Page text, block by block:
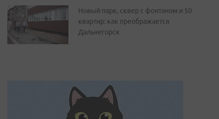
Новый парк, сквер с фонтаном и 50
квартир: как преображается
Дальнегорск